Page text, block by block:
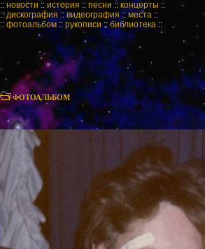
:: новости :: история :: песни :: концерты ::
::дискография :: видеография ::места ::
:: фотоальбом::рукописи::библиотека ::
ФОТОАЛЬБОМ